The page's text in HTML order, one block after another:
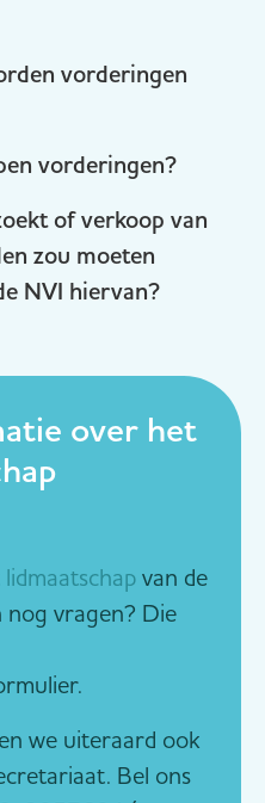
vorderingen
vorderingen?
of verkoop van
zou moeten
NVI hiervan?
over het
van de
nog vragen? Die
we uiteraard ook
Bel ons